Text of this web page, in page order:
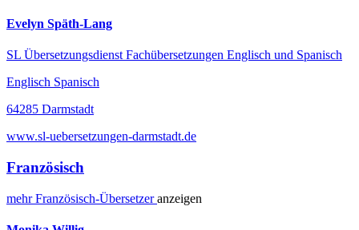
Evelyn Späth-Lang
SL Übersetzungsdienst Fachübersetzungen Englisch und Spanisch
Englisch Spanisch
64285 Darmstadt
www.sl-uebersetzungen-darmstadt.de
Französisch
mehrFranzösisch-Übersetzeranzeigen